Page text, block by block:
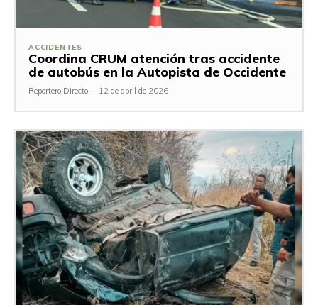
ACCIDENTES
Coordina CRUM atención tras accidente
de autobús en la Autopista de Occidente
Reportero Directo - 12 de abril de 2026